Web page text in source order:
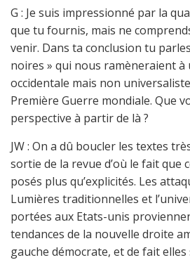
G : Je suis impressionné par la
que tu fournis, mais ne
venir. Dans ta conclusion tu
noires » qui nous ramèneraient à
occidentale mais non
Première Guerre mondiale. Que
perspective à partir de là ?
JW : On a dû boucler les textes
sortie de la revue d’où le fait que
posés plus qu’explicités. Les
Lumières traditionnelles et
portées aux Etats-unis
tendances de la nouvelle droite
gauche démocrate, et de fait